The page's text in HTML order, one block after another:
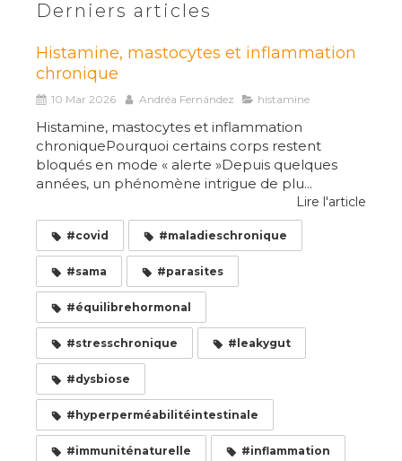
Derniers articles
Histamine, mastocytes et inflammation
chronique
10 Mar 2026 Andréa Fernández histamine
Histamine, mastocytes et inflammation
chroniquePourquoi certains corps restent
bloqués en mode « alerte »Depuis quelques
années, un phénomène intrigue de plu...
Lire l'article
#covid #maladieschronique
#sama #parasites
#équilibrehormonal
#stresschronique #leakygut
#dysbiose
#hyperperméabilitéintestinale
#immuniténaturelle #inflammation